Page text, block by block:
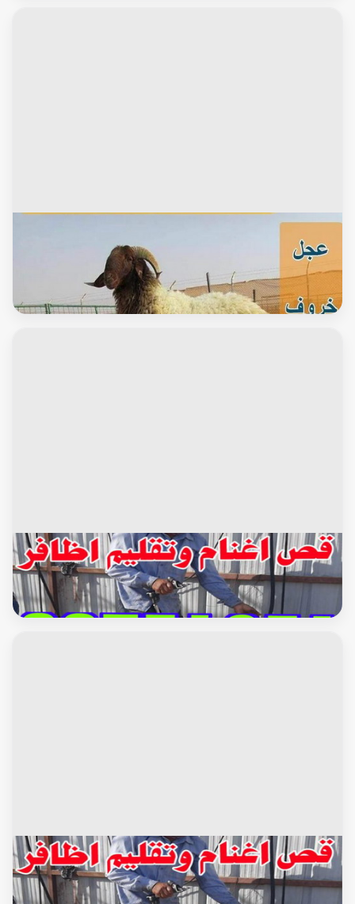
الاغنام والماعز
قصاب متنقل - قصاب الكويت - ابوعلي - رقم قصاب - قصاب
رخيص - قصاب الجهراء - قصاب الفروانية - قصاب حولي - قصاب
الأحمدي - قصاب مبارك الكبير - قصاب
أعلاف
جزغنم-جزصوف-تقليم اظافر-حلاق غنم 96751351
خدمات الماشية والاغنام
جزغنم-جزصوف-تقليم اظافر-حلاق غنم 96751351